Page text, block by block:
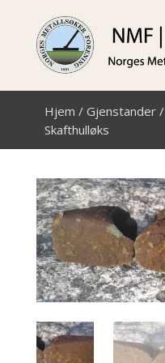
Hjem / Gjenstander/
Skafthulløks